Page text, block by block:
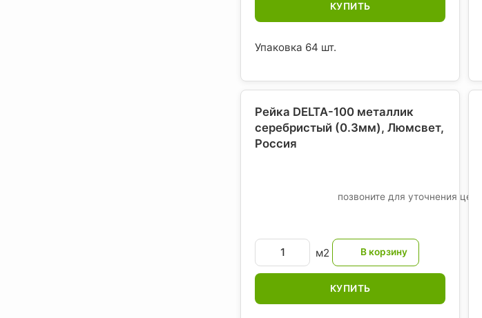
КУПИТЬ
Упаковка 64 шт.
Рейка DELTA-100 металлик
серебристый (0.3мм), Люмсвет,
Россия
позвоните для уточнения цены
м2
КУПИТЬ